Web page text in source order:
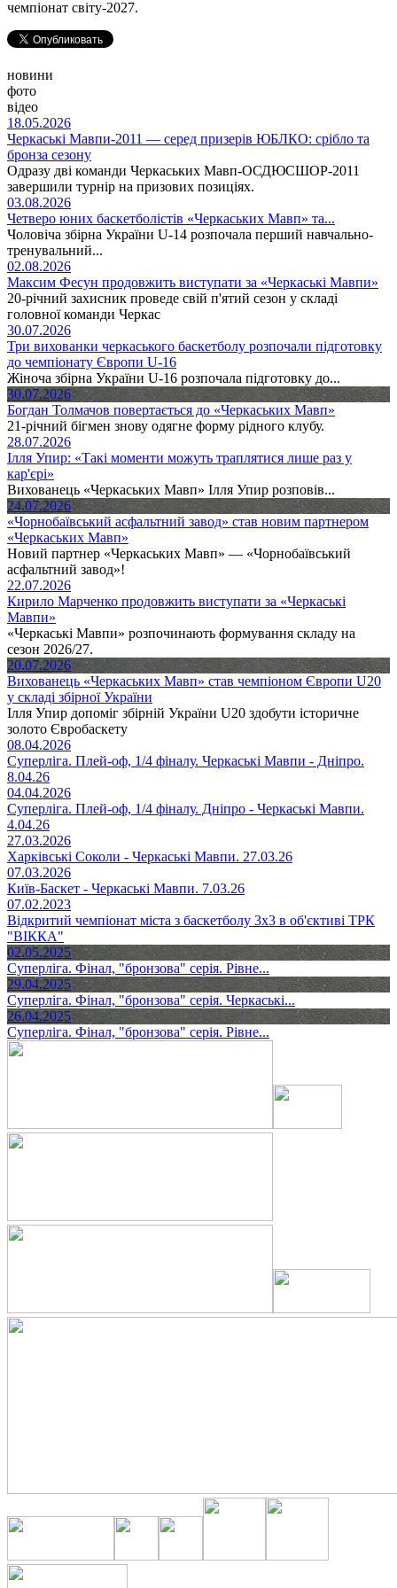
чемпіонат світу-2027.
новини
фото
відео
18.05.2026
Черкаські Мавпи-2011 — серед призерів ЮБЛКО: срібло та
бронза сезону
Одразу дві команди Черкаських Мавп-ОСДЮСШОР-2011
завершили турнір на призових позиціях.
03.08.2026
Четверо юних баскетболістів «Черкаських Мавп» та...
Чоловіча збірна України U-14 розпочала перший навчально-
тренувальний...
02.08.2026
Максим Фесун продовжить виступати за «Черкаські Мавпи»
20-річний захисник проведе свій п'ятий сезон у складі
головної команди Черкас
30.07.2026
Три вихованки черкаського баскетболу розпочали підготовку
до чемпіонату Європи U-16
Жіноча збірна України U-16 розпочала підготовку до...
30.07.2026
Богдан Толмачов повертається до «Черкаських Мавп»
21-річний бігмен знову одягне форму рідного клубу.
28.07.2026
Ілля Упир: «Такі моменти можуть траплятися лише раз у
кар'єрі»
Вихованець «Черкаських Мавп» Ілля Упир розповів...
24.07.2026
«Чорнобаївський асфальтний завод» став новим партнером
«Черкаських Мавп»
Новий партнер «Черкаських Мавп» — «Чорнобаївський
асфальтний завод»!
22.07.2026
Кирило Марченко продовжить виступати за «Черкаські
Мавпи»
«Черкаські Мавпи» розпочинають формування складу на
сезон 2026/27.
20.07.2026
Вихованець «Черкаських Мавп» став чемпіоном Європи U20
у складі збірної України
Ілля Упир допоміг збірній України U20 здобути історичне
золото Євробаскету
08.04.2026
Суперліга. Плей-оф, 1/4 фіналу. Черкаські Мавпи - Дніпро.
8.04.26
04.04.2026
Суперліга. Плей-оф, 1/4 фіналу. Дніпро - Черкаські Мавпи.
4.04.26
27.03.2026
Харківські Соколи - Черкаські Мавпи. 27.03.26
07.03.2026
Київ-Баскет - Черкаські Мавпи. 7.03.26
07.02.2023
Відкритий чемпіонат міста з баскетболу 3х3 в об'єктиві ТРК
"ВІККА"
02.05.2025
Суперліга. Фінал, "бронзова" серія. Рівне...
29.04.2025
Суперліга. Фінал, "бронзова" серія. Черкаські...
26.04.2025
Суперліга. Фінал, "бронзова" серія. Рівне...